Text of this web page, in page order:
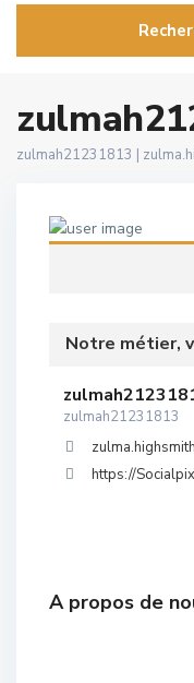
zulmah21231813 |
Notre métier,
zulmah21231813
https://
A propos de